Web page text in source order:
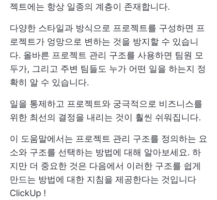
젝트에는 항상 일종의 계층이 존재합니다.
다양한 스타일과 방식으로 프로젝트를 구성하면 프
로젝트가 엉망으로 변하는 것을 방지할 수 있습니
다. 올바른 프로젝트 관리 구조를 사용하면 팀원 모
두가, 그리고 주변 팀들도 누가 어떤 일을 하는지 정
확히 알 수 있습니다.
일을 통제하고 프로젝트와 궁극적으로 비즈니스를
위한 최선의 결정을 내리는 것이 훨씬 쉬워집니다.
이 도움말에서는 프로젝트 관리 구조를 정의하는 요
소와 구조를 선택하는 방법에 대해 알아보세요. 하
지만 더 중요한 것은 다음에서 이러한 구조를 쉽게
만드는 방법에 대한 지침을 제공한다는 것입니다
ClickUp !